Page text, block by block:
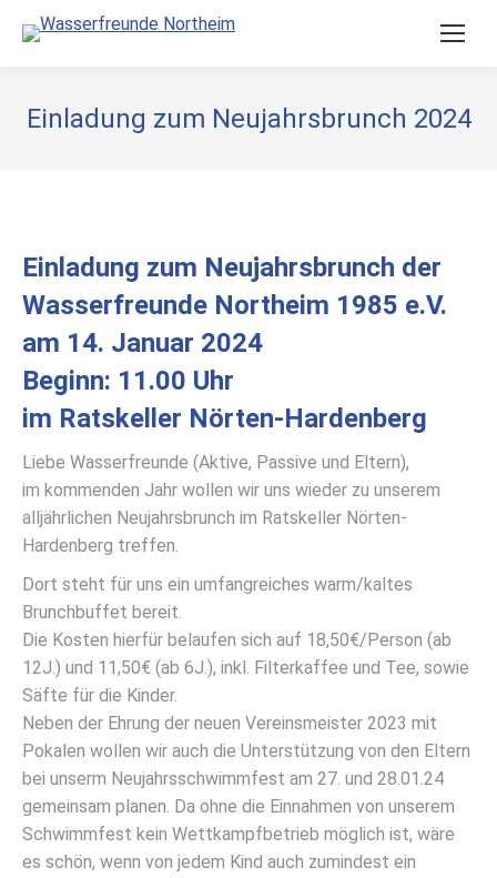
Einladung zum Neujahrsbrunch 2024
Einladung zum Neujahrsbrunch der
Wasserfreunde Northeim 1985 e.V.
am 14. Januar 2024
Beginn: 11.00 Uhr
im Ratskeller Nörten-Hardenberg
Liebe Wasserfreunde (Aktive, Passive und Eltern),
im kommenden Jahr wollen wir uns wieder zu unserem
alljährlichen Neujahrsbrunch im Ratskeller Nörten-
Hardenberg treffen.
Dort steht für uns ein umfangreiches warm/kaltes
Brunchbuffet bereit.
Die Kosten hierfür belaufen sich auf 18,50€/Person (ab
12J.) und 11,50€ (ab 6J.), inkl. Filterkaffee und Tee, sowie
Säfte für die Kinder.
Neben der Ehrung der neuen Vereinsmeister 2023 mit
Pokalen wollen wir auch die Unterstützung von den Eltern
bei unserm Neujahrsschwimmfest am 27. und 28.01.24
gemeinsam planen. Da ohne die Einnahmen von unserem
Schwimmfest kein Wettkampfbetrieb möglich ist, wäre
es schön, wenn von jedem Kind auch zumindest ein